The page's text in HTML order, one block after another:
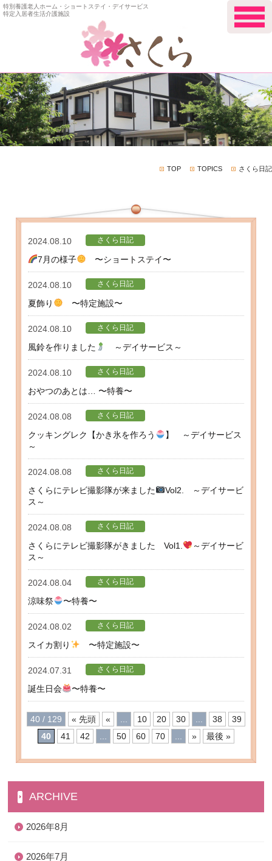
特別養護老人ホーム・ショートステイ・デイサービス
特定入居者生活介護施設
TOP TOPICS さくら日記
2024.08.10 さくら日記
7月の様子 〜ショートステイ〜
2024.08.10 さくら日記
夏飾り 〜特定施設〜
2024.08.10 さくら日記
風鈴を作りました ～デイサービス～
2024.08.10 さくら日記
おやつのあとは… 〜特養〜
2024.08.08 さくら日記
クッキングレク【かき氷を作ろう
】 ～デイサービス
～
2024.08.08 さくら日記
さくらにテレビ撮影隊が来ました
Vol2. ～デイサービ
ス～
2024.08.08 さくら日記
さくらにテレビ撮影隊がきました Vol1.
～デイサービ
ス～
2024.08.04 さくら日記
涼味祭 〜特養〜
2024.08.02 さくら日記
スイカ割り 〜特定施設〜
2024.07.31 さくら日記
誕生日会 〜特養〜
40 / 129 « 先頭 « 10 20 30 38
39
40
41 42 50 60 70 » 最後 »
ARCHIVE
2026年8月
2026年7月